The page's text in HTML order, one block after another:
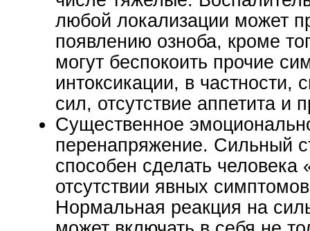
любой локализации может
появлению озноба, кроме
могут беспокоить прочие
интоксикации, в частности,
сил, отсутствие аппетита и
Существенное
перенапряжение. Сильный
способен сделать
отсутствии явных
Нормальная реакция на